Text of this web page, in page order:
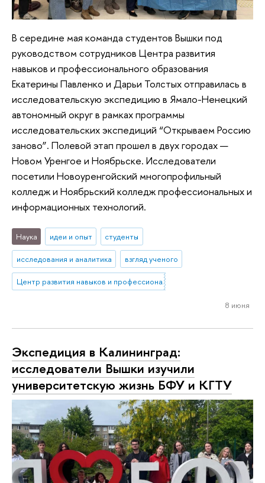
В середине мая команда студентов Вышки под
руководством сотрудников Центра развития
навыков и профессионального образования
Екатерины Павленко и Дарьи Толстых отправилась в
исследовательскую экспедицию в Ямало-Ненецкий
автономный округ в рамках программы
исследовательских экспедиций “Открываем Россию
заново”. Полевой этап прошел в двух городах —
Новом Уренгое и Ноябрьске. Исследователи
посетили Новоуренгойский многопрофильный
колледж и Ноябрьский колледж профессиональных и
информационных технологий.
Наука идеи и опыт студенты
исследования и аналитика взгляд ученого
Центр развития навыков и профессионального образования
8 июня
Экспедиция в Калининград:
исследователи Вышки изучили
университетскую жизнь БФУ и КГТУ